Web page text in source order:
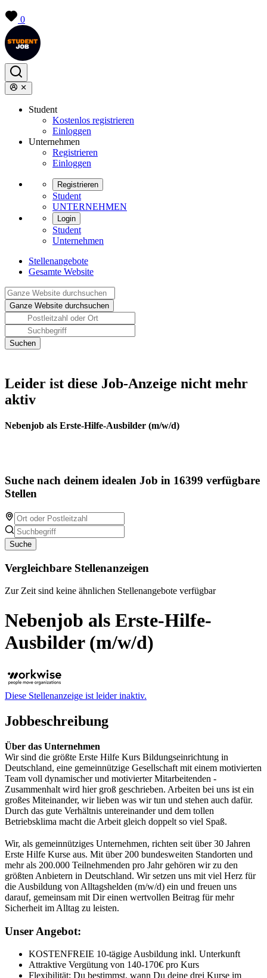
0
Student
Kostenlos registrieren
Einloggen
Unternehmen
Registrieren
Einloggen
Registrieren
Student
UNTERNEHMEN
Login
Student
Unternehmen
Stellenangebote
Gesamte Website
Leider ist diese Job-Anzeige nicht mehr
aktiv
Nebenjob als Erste-Hilfe-Ausbilder (m/w/d)
Suche nach deinem idealen Job in 16399 verfügbare
Stellen
Suche
Vergleichbare Stellenanzeigen
Zur Zeit sind keine ähnlichen Stellenangebote verfügbar
Nebenjob als Erste-Hilfe-
Ausbilder (m/w/d)
Diese Stellenanzeige ist leider inaktiv.
Jobbeschreibung
Über das Unternehmen
Wir sind die größte Erste Hilfe Kurs Bildungseinrichtung in
Deutschland, eine gemeinnützige Gesellschaft mit einem motivierten
Team voll dynamischer und motivierter Mitarbeitenden -
Zusammenhalt wird hier groß geschrieben. Arbeiten bei uns ist ein
großes Miteinander, wir lieben was wir tun und stehen auch dafür.
Durch das gute Verhältnis untereinander und dem tollen
Betriebsklima macht die Arbeit gleich doppelt so viel Spaß.
Wir, als gemeinnütziges Unternehmen, richten seit über 30 Jahren
Erste Hilfe Kurse aus. Mit über 200 bundesweiten Standorten und
mehr als 200.000 Teilnehmenden pro Jahr gehören wir zu den
größten Anbietern in Deutschland. Wir setzen uns mit viel Herz für
die Ausbildung von Alltagshelden (m/w/d) ein und freuen uns
darauf, gemeinsam mit Dir einen wertvollen Beitrag für mehr
Sicherheit im Alltag zu leisten.
Unser Angebot:
KOSTENFREIE 10-tägige Ausbildung inkl. Unterkunft
Attraktive Vergütung von 140-170€ pro Kurs
Flexibilität: Du bestimmst, wann Du deine drei Kurse im